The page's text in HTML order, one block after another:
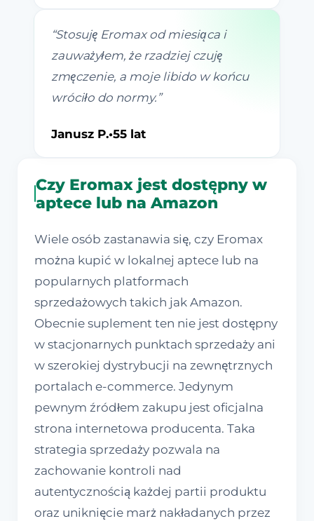
“Stosuję Eromax od miesiąca i
zauważyłem, że rzadziej czuję
zmęczenie, a moje libido w końcu
wróciło do normy. ”
Janusz P.•55 lat
Czy Eromax jest dostępny w
aptece lub na Amazon
Wiele osób zastanawia się, czy Eromax
można kupić w lokalnej aptece lub na
popularnych platformach
sprzedażowych takich jak Amazon.
Obecnie suplement ten nie jest dostępny
w stacjonarnych punktach sprzedaży ani
w szerokiej dystrybucji na zewnętrznych
portalach e-commerce. Jedynym
pewnym źródłem zakupu jest oficjalna
strona internetowa producenta. Taka
strategia sprzedaży pozwala na
zachowanie kontroli nad
autentycznością każdej partii produktu
oraz uniknięcie marż nakładanych przez